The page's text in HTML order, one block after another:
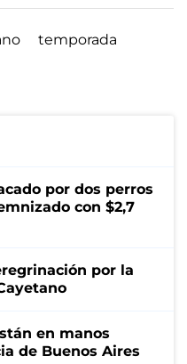
temporada
por dos perros
con $2,7
por la
en manos
de Buenos Aires